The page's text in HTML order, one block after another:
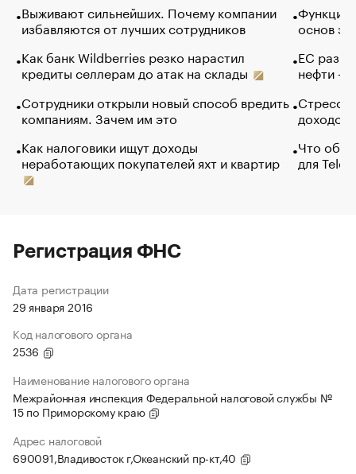
Выживают сильнейших. Почему компании
избавляются от лучших сотрудников
Как банк Wildberries резко нарастил
кредиты селлерам до атак на склады
Сотрудники открыли новый способ вредить
компаниям. Зачем им это
Как налоговики ищут доходы
неработающих покупателей яхт и квартир
Функции
основ
ЕС
нефти —
Стресс
доходов
Что
для
Регистрация ФНС
Дата регистрации
29 января 2016
Код налогового органа
2536
Наименование налогового органа
Межрайонная инспекция Федеральной налоговой службы №
15 по Приморскому краю
Адрес налоговой
690091,Владивосток г,Океанский пр-кт,40